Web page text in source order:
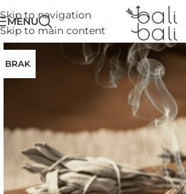
Skip to navigation
Skip to main content
MENU
BRAK